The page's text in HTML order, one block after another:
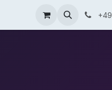
Über uns